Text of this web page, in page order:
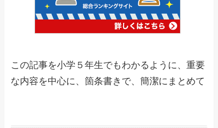
この記事を小学５年生でもわかるように、重要
な内容を中心に、箇条書きで、簡潔にまとめて